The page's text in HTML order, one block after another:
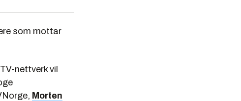
som mottar
nettverk vil
Morten